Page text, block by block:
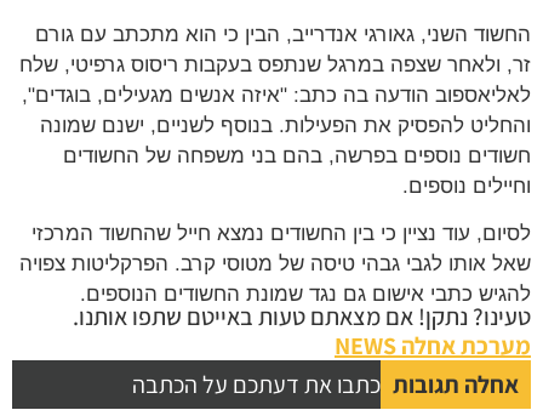
החשוד השני, גאורגי אנדרייב, הבין כי הוא מתכתב עם גורם
זר, ולאחר שצפה במרגל שנתפס בעקבות ריסוס גרפיטי, שלח
לאליאספוב הודעה בה כתב: "איזה אנשים מגעילים, בוגדים",
והחליט להפסיק את הפעילות. בנוסף לשניים, ישנם שמונה
חשודים נוספים בפרשה, בהם בני משפחה של החשודים
וחיילים נוספים.
לסיום, עוד נציין כי בין החשודים נמצא חייל שהחשוד המרכזי
שאל אותו לגבי גבהי טיסה של מטוסי קרב. הפרקליטות צפויה
להגיש כתבי אישום גם נגד שמונת החשודים הנוספים.
טעינו? נתקן! אם מצאתם טעות באייטם שתפו אותנו.
מערכת אחלה NEWS
אחלה תגובות כתבו את דעתכם על הכתבה